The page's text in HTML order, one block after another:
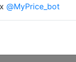
@MyPrice_bot